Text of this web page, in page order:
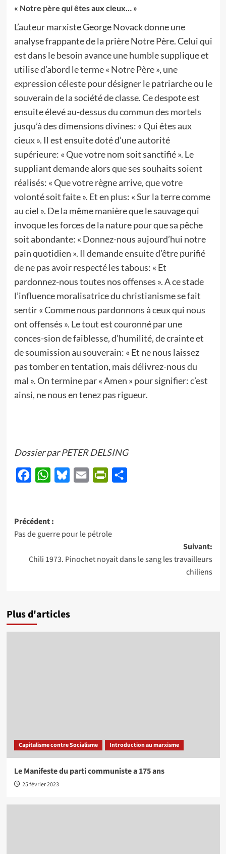
« Notre père qui êtes aux cieux… »
L’auteur marxiste George Novack donne une
analyse frappante de la prière Notre Père. Celui qui
est dans le besoin avance une humble supplique et
utilise d’abord le terme « Notre Père », une
expression céleste pour désigner le patriarche ou le
souverain de la société de classe. Ce despote est
ensuite élevé au-dessus du commun des mortels
jusqu’à des dimensions divines: « Qui êtes aux
cieux ». Il est ensuite doté d’une autorité
supérieure: « Que votre nom soit sanctifié ». Le
suppliant demande alors que ses souhaits soient
réalisés: « Que votre règne arrive, que votre
volonté soit faite ». Et en plus: « Sur la terre comme
au ciel ». De la même manière que le sauvage qui
invoque les forces de la nature pour que sa pêche
soit abondante: « Donnez-nous aujourd’hui notre
pain quotidien ». Il demande ensuite d’être purifié
de ne pas avoir respecté les tabous: « Et
pardonnez-nous toutes nos offenses ». A ce stade
l’influence moralisatrice du christianisme se fait
sentir « Comme nous pardonnons à ceux qui nous
ont offensés ». Le tout est couronné par une
conces-sion de faiblesse, d’humilité, de crainte et
de soumission au souverain: « Et ne nous laissez
pas tomber en tentation, mais délivrez-nous du
mal ». On termine par « Amen » pour signifier: c’est
ainsi, ne nous en tenez pas rigueur.
Dossier par PETER DELSING
FacebookWhatsApp
BlueskyEmail PrintFriendly
Navigation
d’article
Précédent :
Pas de guerre pour le pétrole
Suivant:
Chili 1973. Pinochet noyait dans le sang les travailleurs
chiliens
Plus d'articles
Capitalisme contre Socialisme Introduction au marxisme
Le Manifeste du parti communiste a 175 ans
25 février 2023